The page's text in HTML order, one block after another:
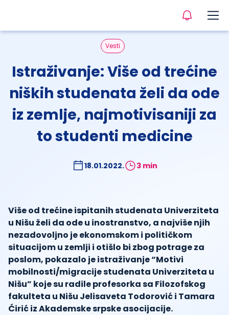
Vesti
Istraživanje: Više od trećine
niških studenata želi da ode
iz zemlje, najmotivisaniji za
to studenti medicine
18.01.2022. 3 min
Više od trećine ispitanih studenata Univerziteta
u Nišu želi da ode u inostranstvo, a najviše njih
nezadovoljno je ekonomskom i političkom
situacijom u zemlji i otišlo bi zbog potrage za
poslom, pokazalo je istraživanje “Motivi
mobilnosti/migracije studenata Univerziteta u
Nišu” koje su radile profesorka sa Filozofskog
fakulteta u Nišu Jelisaveta Todorović i Tamara
Ćirić iz Akademske srpske asocijacije.